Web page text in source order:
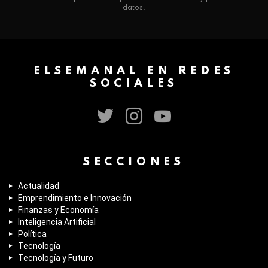
datos.
ELSEMANAL EN REDES
SOCIALES
SECCIONES
Actualidad
Emprendimiento e Innovación
Finanzas y Economía
Inteligencia Artificial
Política
Tecnología
Tecnología y Futuro